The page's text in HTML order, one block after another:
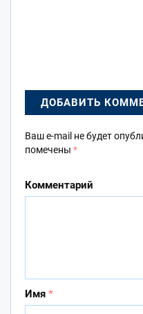
ДОБАВИТЬ
Ваш e-mail не будет
помечены *
Комментарий
Имя *